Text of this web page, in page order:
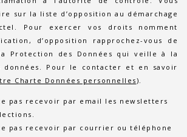
sur la liste d’opposition au démarchage
Pour exercer vos droits nomment
d’opposition rapprochez-vous de
Protection des Données qui veille à la
données. Pour le contacter et en savoir
Charte Données personnelles).
pas recevoir par email les newsletters
pas recevoir par courrier ou téléphone